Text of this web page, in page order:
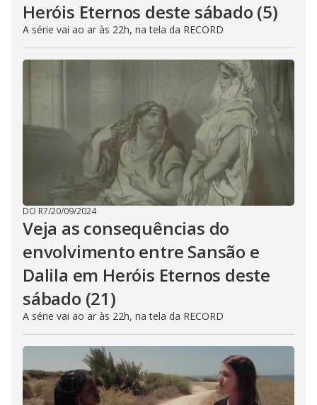
Heróis Eternos deste sábado (5)
A série vai ao ar às 22h, na tela da RECORD
DO R7/20/09/2024
Veja as consequências do
envolvimento entre Sansão e
Dalila em Heróis Eternos deste
sábado (21)
A série vai ao ar às 22h, na tela da RECORD